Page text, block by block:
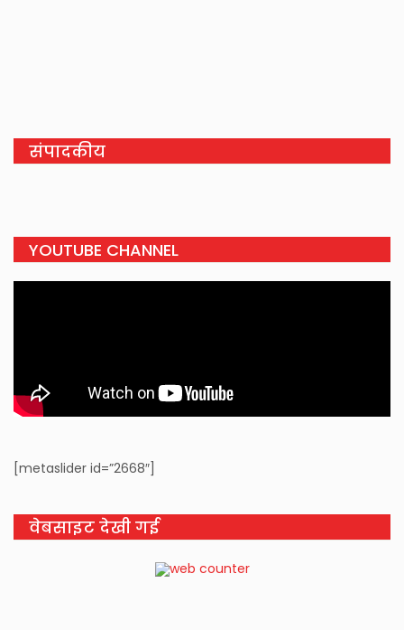
संपादकीय
YOUTUBE CHANNEL
[metaslider id=”2668″]
वेबसाइट देखी गई